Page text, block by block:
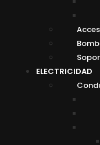
ELECTRICIDAD